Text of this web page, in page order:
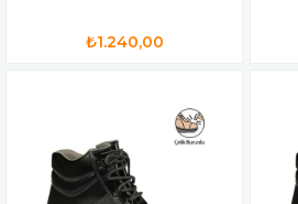
₺1.240,00